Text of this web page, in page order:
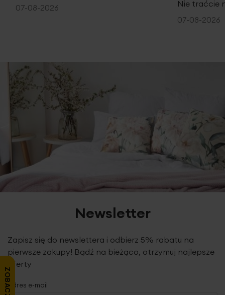
07-08-2026
Nie traćcie
07-08-2026
Newsletter
Zapisz się do newslettera i odbierz 5% rabatu na
pierwsze zakupy! Bądź na bieżąco, otrzymuj najlepsze
oferty
Adres e-mail